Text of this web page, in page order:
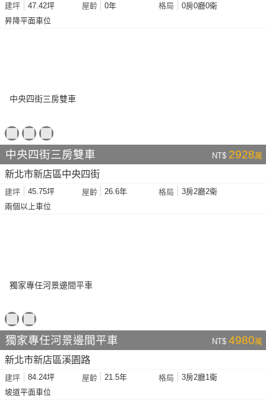
建坪 47.42坪 屋齡 0年 格局
0房0廳0衛
昇降平面車位
中央四街三房雙車 NT$ 2928萬
新北市新店區中央四街
建坪 45.75坪 屋齡 26.6年 格局
3房2廳2衛
兩個以上車位
獨家專任河景邊間平車 NT$ 4980萬
新北市新店區溪園路
建坪 84.24坪 屋齡 21.5年 格局
3房2廳1衛
坡道平面車位